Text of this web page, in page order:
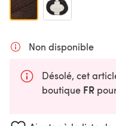
Non disponible
Désolé, cet
boutique FR